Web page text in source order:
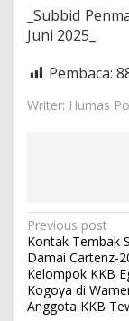
_Subbid
Juni 2025_
Pembaca:
Writer: Humas
P
o
s
t
Previous post
Kontak Tembak
Damai Cartenz-
Kelompok KKB
Kogoya di
Anggota KKB